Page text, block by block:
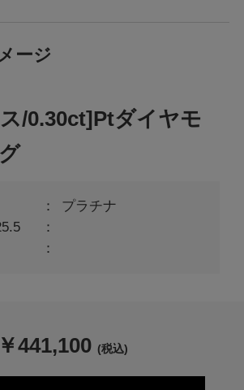
ージ
/0.30ct]Ptダイヤモ
プラチナ
￥441,100 (税込)